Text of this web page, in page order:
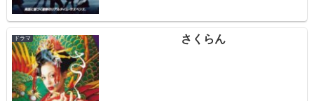
ドラマ さくらん